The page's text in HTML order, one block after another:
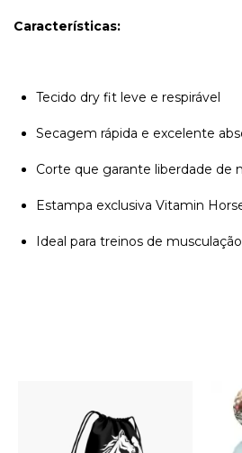
Características:
Tecido dry fit leve e respirável
Secagem rápida e excelente
Corte que garante liberdade de
Estampa exclusiva Vitamin
Ideal para treinos de